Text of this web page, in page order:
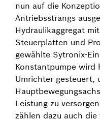
nun auf die
Antriebsstrangs
Hydraulikaggregat
Steuerplatten und
gewählte Sytronix-
Konstantpumpe wird
Umrichter gesteuert,
Leistung zu
zählen dazu auch die